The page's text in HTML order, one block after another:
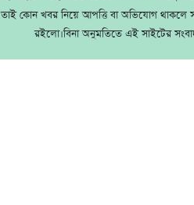
তাই কোন খবর নিয়ে আপত্তি বা অভিযোগ থাকলে
রইলো।বিনা অনুমতিতে এই সাইটের